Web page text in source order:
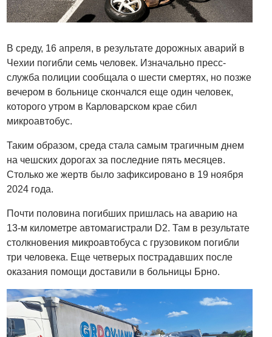
В среду, 16 апреля, в результате дорожных аварий в
Чехии погибли семь человек. Изначально пресс-
служба полиции сообщала о шести смертях, но позже
вечером в больнице скончался еще один человек,
которого утром в Карловарском крае сбил
микроавтобус.
Таким образом, среда стала самым трагичным днем
на чешских дорогах за последние пять месяцев.
Столько же жертв было зафиксировано в 19 ноября
2024 года.
Почти половина погибших пришлась на аварию на
13-м километре автомагистрали D2. Там в результате
столкновения микроавтобуса с грузовиком погибли
три человека. Еще четверых пострадавших после
оказания помощи доставили в больницы Брно.